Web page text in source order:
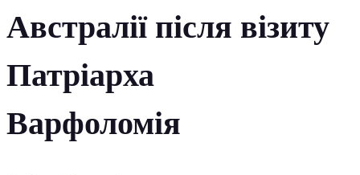
Австралії після візиту
Патріарха
Варфоломія